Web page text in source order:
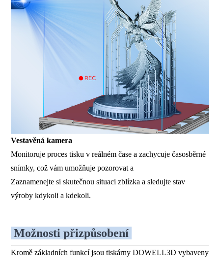
Vestavěná kamera
Monitoruje proces tisku v reálném čase a zachycuje časosběrné
snímky, což vám umožňuje pozorovat a
Zaznamenejte si skutečnou situaci zblízka a sledujte stav
výroby kdykoli a kdekoli.
Možnosti přizpůsobení
Kromě základních funkcí jsou tiskárny DOWELL3D vybaveny